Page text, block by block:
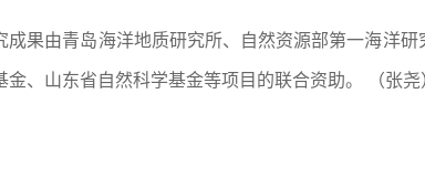
成果由青岛海洋地质研究所、自然资源部第一海洋
金、山东省自然科学基金等项目的联合资助。 （张尧